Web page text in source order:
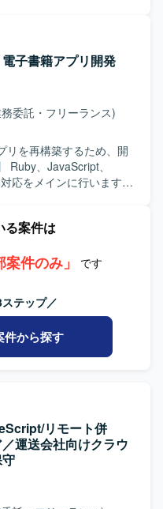
客およびチーム双方と
しながら進められる方
や業務ロジックを素早
込める方、品質課題や
決までの道筋を示せる
開発において、設計フ
わることができるポジシ
と連携しながら、設計
導する経験を積むこと
バック
などを利用し
、React、
（EC2、RDS、
、Lambda、
Datadog、CircleCI、
す。その他、GitHub、
稼働するフロントエン
りに主体的に取り組め
をパッケージ提供する
らず、スキーマ設計や
【開発環境】
用します。Claude
のAIツールを活用した開
子書籍アプリ開発
委託・フリーランス)
リを再構築するため、開
応をメインに行います。
を使用します。
る案件は
案件のみ」 です
テップ／
件から探す
リモート併
運送会社向けクラウ